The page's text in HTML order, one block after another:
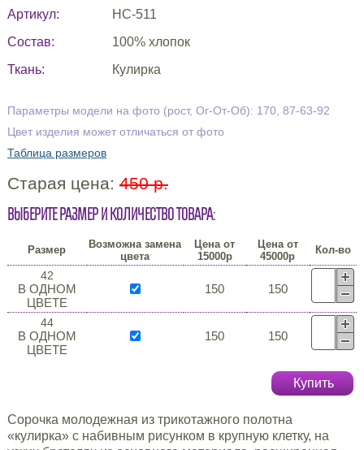
Артикул:
НС-511
Состав:
100% хлопок
Ткань:
Кулирка
Параметры модели на фото (рост, Ог-От-Об): 170, 87-63-92
Цвет изделия может отличаться от фото
Таблица размеров
Старая цена: 450 р.
Выберите размер и количество товара:
Размер
Возможна замена
цвета
Цена от
15000р
Цена от
45000р
Кол-во
42
В ОДНОМ
ЦВЕТЕ
150 150
44
В ОДНОМ
ЦВЕТЕ
150 150
Купить
Сорочка молодежная из трикотажного полотна
«кулирка» с набивным рисунком в крупную клетку, на